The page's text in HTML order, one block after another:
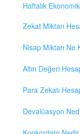
Haftalık
Zekat Miktarı
Nisap Miktarı Ne
Altın Değeri
Para Zekatı
Devalüasyon